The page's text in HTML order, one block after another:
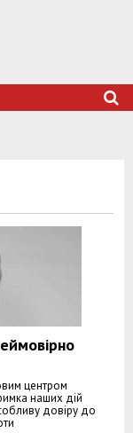
центром
наших дій
довіру до